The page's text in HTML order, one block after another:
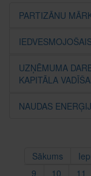
PARTIZĀNU
UZŅĒMUMA
KAPITĀLA
NAUDAS
Sākums
9
10 11